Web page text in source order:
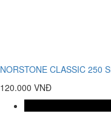
NORSTONE CLASSIC 250
120.000 VNĐ